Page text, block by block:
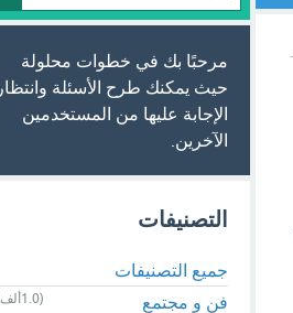
مرحبًا بك في خطوات محلولة
حيث يمكنك طرح الأسئلة وانتظار
الإجابة عليها من المستخدمين
الآخرين.
التصنيفات
جميع التصنيفات
فن و مجتمع
(1.0ألف)